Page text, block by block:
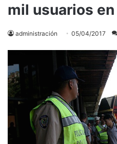
mil usuarios
administración 05/04/2017